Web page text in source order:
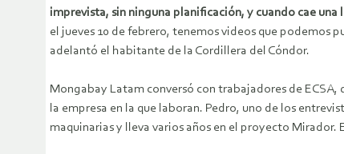
imprevista, sin ninguna planificación, y cuando cae
el jueves 10 de febrero, tenemos videos que podemos
adelantó el habitante de la Cordillera del Cóndor.
Mongabay Latam conversó con trabajadores de
la empresa en la que laboran. Pedro, uno de los
maquinarias y lleva varios años en el proyecto